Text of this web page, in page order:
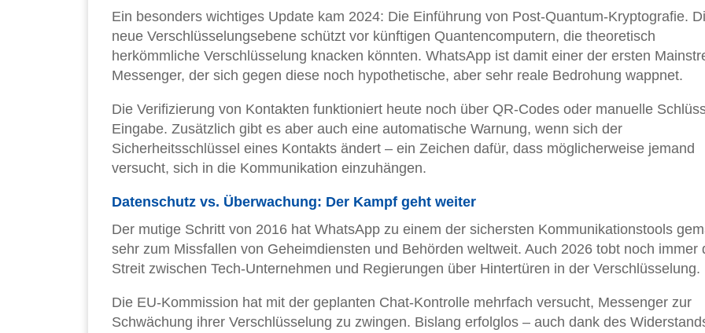
Ein besonders wichtiges Update kam 2024: Die Einführung von Post-Quantum-Kryptografie.
neue Verschlüsselungsebene schützt vor künftigen Quantencomputern, die theoretisch
herkömmliche Verschlüsselung knacken könnten. WhatsApp ist damit einer der ersten
Messenger, der sich gegen diese noch hypothetische, aber sehr reale Bedrohung wappnet.
Die Verifizierung von Kontakten funktioniert heute noch über QR-Codes oder manuelle
Eingabe. Zusätzlich gibt es aber auch eine automatische Warnung, wenn sich der
Sicherheitsschlüssel eines Kontakts ändert – ein Zeichen dafür, dass möglicherweise jemand
versucht, sich in die Kommunikation einzuhängen.
Datenschutz vs. Überwachung: Der Kampf geht weiter
Der mutige Schritt von 2016 hat WhatsApp zu einem der sichersten Kommunikationstools
sehr zum Missfallen von Geheimdiensten und Behörden weltweit. Auch 2026 tobt noch immer
Streit zwischen Tech-Unternehmen und Regierungen über Hintertüren in der Verschlüsselung.
Die EU-Kommission hat mit der geplanten Chat-Kontrolle mehrfach versucht, Messenger zur
Schwächung ihrer Verschlüsselung zu zwingen. Bislang erfolglos – auch dank des